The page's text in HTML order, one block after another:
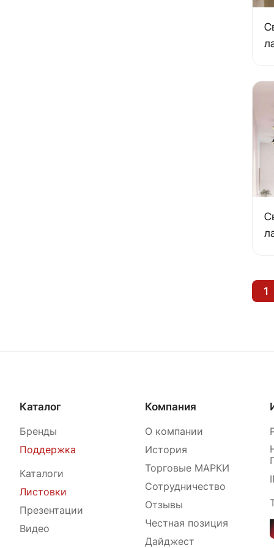
1
Каталог
Бренды
Поддержка
Каталоги
Листовки
Презентации
Видео
Компания
О компании
История
Торговые МАРКИ
Сотрудничество
Отзывы
Честная позиция
Дайджест